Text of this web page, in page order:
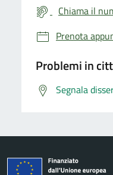
Chiama il
Prenota
Problemi in
Segnala